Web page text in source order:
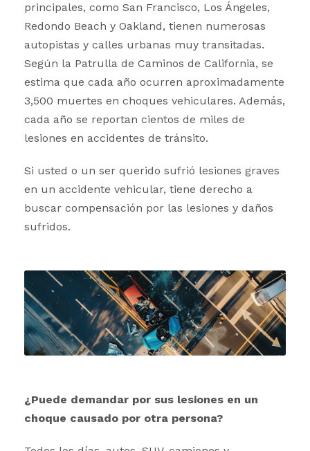
principales, como San Francisco, Los Ángeles,
Redondo Beach y Oakland, tienen numerosas
autopistas y calles urbanas muy transitadas.
Según la Patrulla de Caminos de California, se
estima que cada año ocurren aproximadamente
3,500 muertes en choques vehiculares. Además,
cada año se reportan cientos de miles de
lesiones en accidentes de tránsito.
Si usted o un ser querido sufrió lesiones graves
en un accidente vehicular, tiene derecho a
buscar compensación por las lesiones y daños
sufridos.
¿Puede demandar por sus lesiones en un
choque causado por otra persona?